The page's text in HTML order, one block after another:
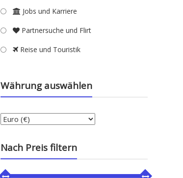
Jobs und Karriere
Partnersuche und Flirt
Reise und Touristik
Währung auswählen
Nach Preis filtern